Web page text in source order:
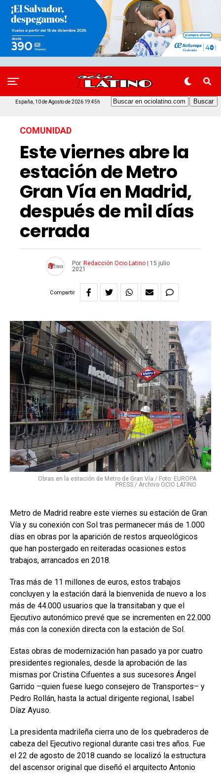
España, 10 de Agosto de 2026 19:45h
COMUNIDAD
Este viernes abre la
estación de Metro
Gran Vía en Madrid,
después de mil días
cerrada
Por Redacción Ocio Latino|
15 julio
2021
Compartir
Obras en la estación de Metro de Gran Vía / Foto: EUROPA
PRESS / Archivo OCIO LATINO
Metro de Madrid reabre este viernes su estación de Gran
Vía y su conexión con Sol tras permanecer más de 1.000
días en obras por la aparición de restos arqueológicos
que han postergado en reiteradas ocasiones estos
trabajos, arrancados en 2018.
Tras más de 11 millones de euros, estos trabajos
concluyen y la estación dará la bienvenida de nuevo a los
más de 44.000 usuarios que la transitaban y que el
Ejecutivo autonómico prevé que se incrementen en 22.000
más con la conexión directa con la estación de Sol.
Estas obras de modernización han pasado ya por cuatro
presidentes regionales, desde la aprobación de las
mismas por Cristina Cifuentes a sus sucesores Ángel
Garrido –quien fuese luego consejero de Transportes– y
Pedro Rollán, hasta la actual dirigente regional, Isabel
Díaz Ayuso.
La presidenta madrileña cierra uno de los quebraderos de
cabeza del Ejecutivo regional durante casi tres años. Fue
el 22 de agosto de 2018 cuando se localizó la estructura
del ascensor original que diseñó el arquitecto Antonio